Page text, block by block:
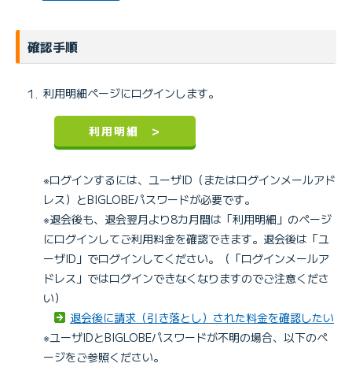
確認手順
利用明細ページにログインします。
利用明細 >
※ログインするには、ユーザID（またはログインメールアド
レス）とBIGLOBEパスワードが必要です。
※退会後も、退会翌月より8カ月間は「利用明細」のページ
にログインしてご利用料金を確認できます。退会後は「ユ
ーザID」でログインしてください。（「ログインメールア
ドレス」ではログインできなくなりますのでご注意くださ
い）
退会後に請求（引き落とし）された料金を確認したい
※ユーザIDとBIGLOBEパスワードが不明の場合、以下のペ
ージをご参照ください。